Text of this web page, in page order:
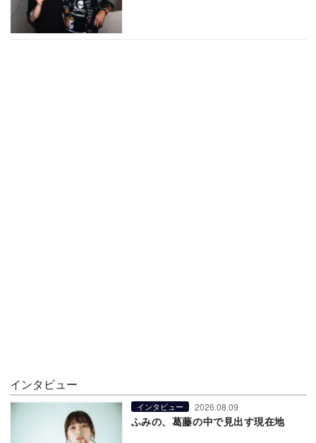
インタビュー
インタビュー 2026.08.09
ふみの、葛藤の中で見出す現在地